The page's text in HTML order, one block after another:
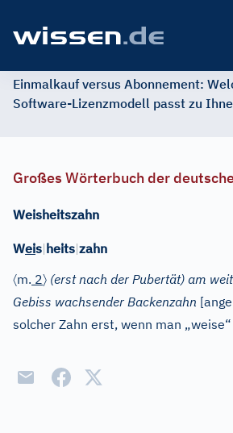
Einmalkauf versus Abonnement:
Software-Lizenzmodell passt zu
Großes Wörterbuch der
Weisheitszahn
Weis|heits|zahn
〈m. 2〉 (erst nach der Pubertät) am
Gebiss wachsender Backenzahn
solcher Zahn erst, wenn man